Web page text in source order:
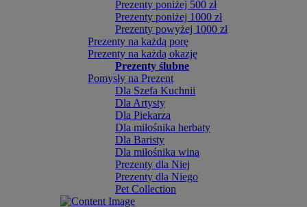
Prezenty poniżej 500 zł
Prezenty poniżej 1000 zł
Prezenty powyżej 1000 zł
Prezenty na każdą porę
Prezenty na każdą okazję
Prezenty ślubne
Pomysły na Prezent
Dla Szefa Kuchnii
Dla Artysty
Dla Piekarza
Dla miłośnika herbaty
Dla Baristy
Dla miłośnika wina
Prezenty dla Niej
Prezenty dla Niego
Pet Collection